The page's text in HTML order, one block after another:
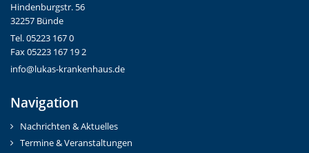
Hindenburgstr. 56
32257 Bünde
Tel. 05223 167 0
Fax 05223 167 19 2
info@lukas-krankenhaus.de
Navigation
Nachrichten & Aktuelles
Termine & Veranstaltungen